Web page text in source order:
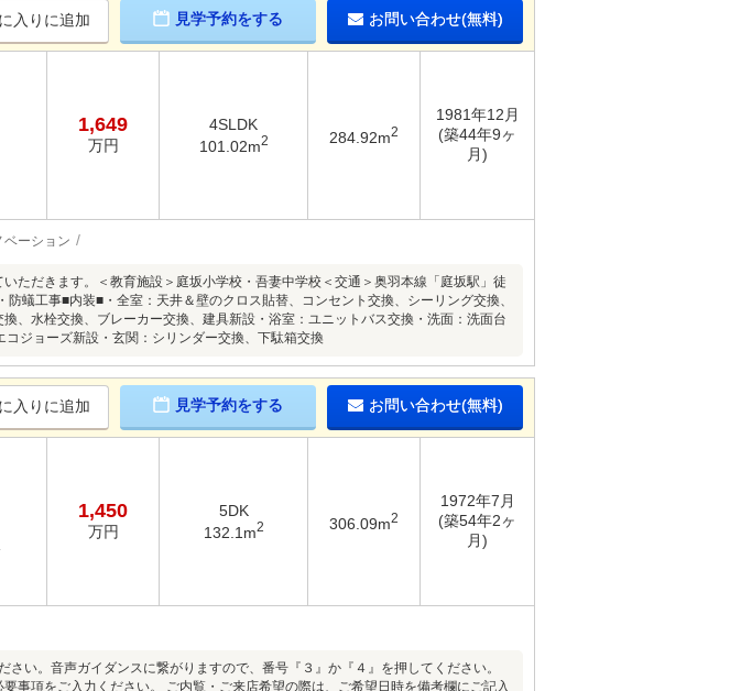
入りに追加 見学予約をする お問い合わせ(無料)
1,649
万円
4SLDK
101.02m2 284.92m2
1981年12月
(築44年9ヶ
月)
ベーション
ただきます。＜教育施設＞庭坂小学校・吾妻中学校＜交通＞奥羽本線「庭坂駅」徒
蟻工事■内装■・全室：天井＆壁のクロス貼替、コンセント交換、シーリング交換、
、水栓交換、ブレーカー交換、建具新設・浴室：ユニットバス交換・洗面：洗面台
ジョーズ新設・玄関：シリンダー交換、下駄箱交換
入りに追加 見学予約をする お問い合わせ(無料)
1,450
万円
5DK
132.1m2 306.09m2
1972年7月
(築54年2ヶ
月)
い。音声ガイダンスに繋がりますので、番号『３』か『４』を押してください。
項をご入力ください。 ご内覧・ご来店希望の際は、ご希望日時を備考欄にご記入